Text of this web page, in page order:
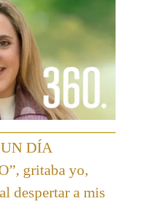
DÍA
gritaba yo,
despertar a mis